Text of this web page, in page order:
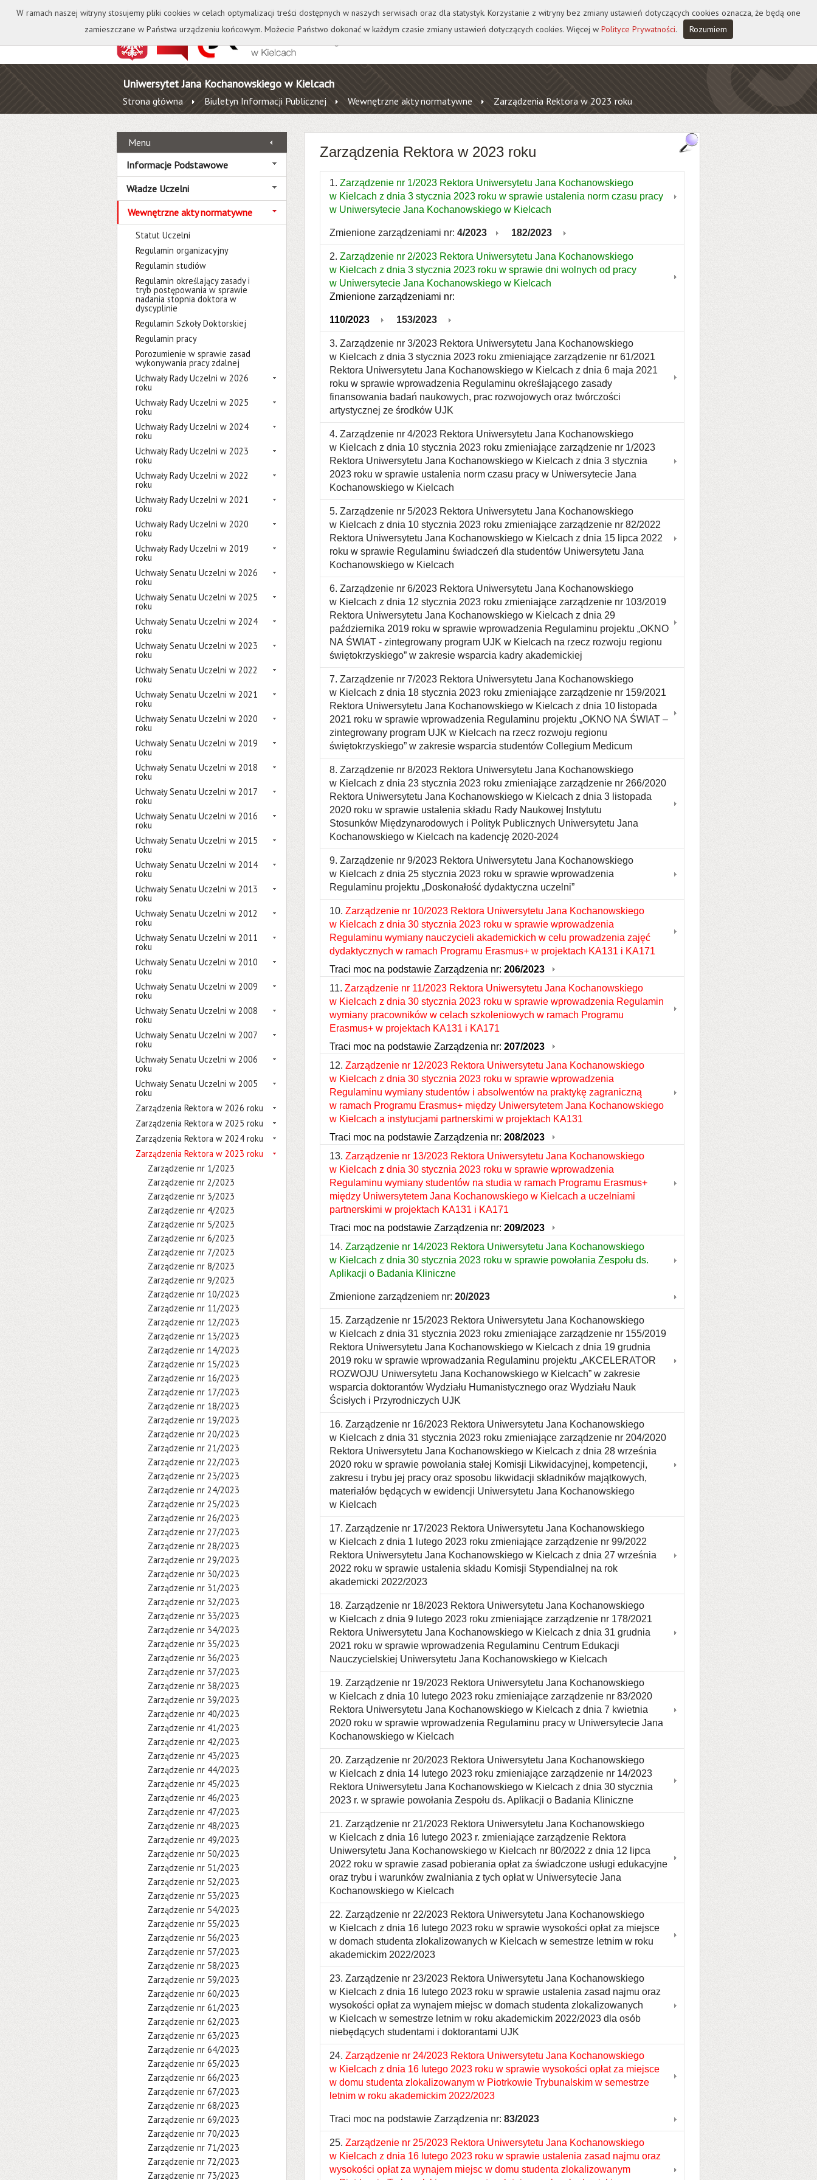
Kontakt Biblioteka Wydawnictwo Wirtualna Uczelnia A A A A
Uniwersytet Jana Kochanowskiego w Kielcach
Strona główna Biuletyn Informacji Publicznej Wewnętrzne akty normatywne Zarządzenia Rektora w 2023 roku
Menu
Informacje Podstawowe
Władze Uczelni
Wewnętrzne akty normatywne
Statut Uczelni
Regulamin organizacyjny
Regulamin studiów
Regulamin określający zasady i
tryb postępowania w sprawie
nadania stopnia doktora w
dyscyplinie
Regulamin Szkoły Doktorskiej
Regulamin pracy
Porozumienie w sprawie zasad
wykonywania pracy zdalnej
Uchwały Rady Uczelni w 2026
roku
Uchwały Rady Uczelni w 2025
roku
Uchwały Rady Uczelni w 2024
roku
Uchwały Rady Uczelni w 2023
roku
Uchwały Rady Uczelni w 2022
roku
Uchwały Rady Uczelni w 2021
roku
Uchwały Rady Uczelni w 2020
roku
Uchwały Rady Uczelni w 2019
roku
Uchwały Senatu Uczelni w 2026
roku
Uchwały Senatu Uczelni w 2025
roku
Uchwały Senatu Uczelni w 2024
roku
Uchwały Senatu Uczelni w 2023
roku
Uchwały Senatu Uczelni w 2022
roku
Uchwały Senatu Uczelni w 2021
roku
Uchwały Senatu Uczelni w 2020
roku
Uchwały Senatu Uczelni w 2019
roku
Uchwały Senatu Uczelni w 2018
roku
Uchwały Senatu Uczelni w 2017
roku
Uchwały Senatu Uczelni w 2016
roku
Uchwały Senatu Uczelni w 2015
roku
Uchwały Senatu Uczelni w 2014
roku
Uchwały Senatu Uczelni w 2013
roku
Uchwały Senatu Uczelni w 2012
roku
Uchwały Senatu Uczelni w 2011
roku
Uchwały Senatu Uczelni w 2010
roku
Uchwały Senatu Uczelni w 2009
roku
Uchwały Senatu Uczelni w 2008
roku
Uchwały Senatu Uczelni w 2007
roku
Uchwały Senatu Uczelni w 2006
roku
Uchwały Senatu Uczelni w 2005
roku
Zarządzenia Rektora w 2026 roku
Zarządzenia Rektora w 2025 roku
Zarządzenia Rektora w 2024 roku
Zarządzenia Rektora w 2023 roku
Zarządzenie nr 1/2023
Zarządzenie nr 2/2023
Zarządzenie nr 3/2023
Zarządzenie nr 4/2023
Zarządzenie nr 5/2023
Zarządzenie nr 6/2023
Zarządzenie nr 7/2023
Zarządzenie nr 8/2023
Zarządzenie nr 9/2023
Zarządzenie nr 10/2023
Zarządzenie nr 11/2023
Zarządzenie nr 12/2023
Zarządzenie nr 13/2023
Zarządzenie nr 14/2023
Zarządzenie nr 15/2023
Zarządzenie nr 16/2023
Zarządzenie nr 17/2023
Zarządzenie nr 18/2023
Zarządzenie nr 19/2023
Zarządzenie nr 20/2023
Zarządzenie nr 21/2023
Zarządzenie nr 22/2023
Zarządzenie nr 23/2023
Zarządzenie nr 24/2023
Zarządzenie nr 25/2023
Zarządzenie nr 26/2023
Zarządzenie nr 27/2023
Zarządzenie nr 28/2023
Zarządzenie nr 29/2023
Zarządzenie nr 30/2023
Zarządzenie nr 31/2023
Zarządzenie nr 32/2023
Zarządzenie nr 33/2023
Zarządzenie nr 34/2023
Zarządzenie nr 35/2023
Zarządzenie nr 36/2023
Zarządzenie nr 37/2023
Zarządzenie nr 38/2023
Zarządzenie nr 39/2023
Zarządzenie nr 40/2023
Zarządzenie nr 41/2023
Zarządzenie nr 42/2023
Zarządzenie nr 43/2023
Zarządzenie nr 44/2023
Zarządzenie nr 45/2023
Zarządzenie nr 46/2023
Zarządzenie nr 47/2023
Zarządzenie nr 48/2023
Zarządzenie nr 49/2023
Zarządzenie nr 50/2023
Zarządzenie nr 51/2023
Zarządzenie nr 52/2023
Zarządzenie nr 53/2023
Zarządzenie nr 54/2023
Zarządzenie nr 55/2023
Zarządzenie nr 56/2023
Zarządzenie nr 57/2023
Zarządzenie nr 58/2023
Zarządzenie nr 59/2023
Zarządzenie nr 60/2023
Zarządzenie nr 61/2023
Zarządzenie nr 62/2023
Zarządzenie nr 63/2023
Zarządzenie nr 64/2023
Zarządzenie nr 65/2023
Zarządzenie nr 66/2023
Zarządzenie nr 67/2023
Zarządzenie nr 68/2023
Zarządzenie nr 69/2023
Zarządzenie nr 70/2023
Zarządzenie nr 71/2023
Zarządzenie nr 72/2023
Zarządzenie nr 73/2023
Zarządzenia Rektora w 2023 roku
1. Zarządzenie nr 1/2023 Rektora Uniwersytetu Jana Kochanowskiego
w Kielcach z dnia 3 stycznia 2023 roku w sprawie ustalenia norm czasu pracy
w Uniwersytecie Jana Kochanowskiego w Kielcach
Zmienione zarządzeniami nr: 4/2023 182/2023
2. Zarządzenie nr 2/2023 Rektora Uniwersytetu Jana Kochanowskiego
w Kielcach z dnia 3 stycznia 2023 roku w sprawie dni wolnych od pracy
w Uniwersytecie Jana Kochanowskiego w Kielcach
Zmienione zarządzeniami nr:
110/2023 153/2023
3. Zarządzenie nr 3/2023 Rektora Uniwersytetu Jana Kochanowskiego
w Kielcach z dnia 3 stycznia 2023 roku zmieniające zarządzenie nr 61/2021
Rektora Uniwersytetu Jana Kochanowskiego w Kielcach z dnia 6 maja 2021
roku w sprawie wprowadzenia Regulaminu określającego zasady
finansowania badań naukowych, prac rozwojowych oraz twórczości
artystycznej ze środków UJK
4. Zarządzenie nr 4/2023 Rektora Uniwersytetu Jana Kochanowskiego
w Kielcach z dnia 10 stycznia 2023 roku zmieniające zarządzenie nr 1/2023
Rektora Uniwersytetu Jana Kochanowskiego w Kielcach z dnia 3 stycznia
2023 roku w sprawie ustalenia norm czasu pracy w Uniwersytecie Jana
Kochanowskiego w Kielcach
5. Zarządzenie nr 5/2023 Rektora Uniwersytetu Jana Kochanowskiego
w Kielcach z dnia 10 stycznia 2023 roku zmieniające zarządzenie nr 82/2022
Rektora Uniwersytetu Jana Kochanowskiego w Kielcach z dnia 15 lipca 2022
roku w sprawie Regulaminu świadczeń dla studentów Uniwersytetu Jana
Kochanowskiego w Kielcach
6. Zarządzenie nr 6/2023 Rektora Uniwersytetu Jana Kochanowskiego
w Kielcach z dnia 12 stycznia 2023 roku zmieniające zarządzenie nr 103/2019
Rektora Uniwersytetu Jana Kochanowskiego w Kielcach z dnia 29
października 2019 roku w sprawie wprowadzenia Regulaminu projektu „OKNO
NA ŚWIAT - zintegrowany program UJK w Kielcach na rzecz rozwoju regionu
świętokrzyskiego” w zakresie wsparcia kadry akademickiej
7. Zarządzenie nr 7/2023 Rektora Uniwersytetu Jana Kochanowskiego
w Kielcach z dnia 18 stycznia 2023 roku zmieniające zarządzenie nr 159/2021
Rektora Uniwersytetu Jana Kochanowskiego w Kielcach z dnia 10 listopada
2021 roku w sprawie wprowadzenia Regulaminu projektu „OKNO NA ŚWIAT –
zintegrowany program UJK w Kielcach na rzecz rozwoju regionu
świętokrzyskiego” w zakresie wsparcia studentów Collegium Medicum
8. Zarządzenie nr 8/2023 Rektora Uniwersytetu Jana Kochanowskiego
w Kielcach z dnia 23 stycznia 2023 roku zmieniające zarządzenie nr 266/2020
Rektora Uniwersytetu Jana Kochanowskiego w Kielcach z dnia 3 listopada
2020 roku w sprawie ustalenia składu Rady Naukowej Instytutu
Stosunków Międzynarodowych i Polityk Publicznych Uniwersytetu Jana
Kochanowskiego w Kielcach na kadencję 2020-2024
9. Zarządzenie nr 9/2023 Rektora Uniwersytetu Jana Kochanowskiego
w Kielcach z dnia 25 stycznia 2023 roku w sprawie wprowadzenia
Regulaminu projektu „Doskonałość dydaktyczna uczelni”
10. Zarządzenie nr 10/2023 Rektora Uniwersytetu Jana Kochanowskiego
w Kielcach z dnia 30 stycznia 2023 roku w sprawie wprowadzenia
Regulaminu wymiany nauczycieli akademickich w celu prowadzenia zajęć
dydaktycznych w ramach Programu Erasmus+ w projektach KA131 i KA171
Traci moc na podstawie Zarządzenia nr: 206/2023
11. Zarządzenie nr 11/2023 Rektora Uniwersytetu Jana Kochanowskiego
w Kielcach z dnia 30 stycznia 2023 roku w sprawie wprowadzenia Regulamin
wymiany pracowników w celach szkoleniowych w ramach Programu
Erasmus+ w projektach KA131 i KA171
Traci moc na podstawie Zarządzenia nr: 207/2023
12. Zarządzenie nr 12/2023 Rektora Uniwersytetu Jana Kochanowskiego
w Kielcach z dnia 30 stycznia 2023 roku w sprawie wprowadzenia
Regulaminu wymiany studentów i absolwentów na praktykę zagraniczną
w ramach Programu Erasmus+ między Uniwersytetem Jana Kochanowskiego
w Kielcach a instytucjami partnerskimi w projektach KA131
Traci moc na podstawie Zarządzenia nr: 208/2023
13. Zarządzenie nr 13/2023 Rektora Uniwersytetu Jana Kochanowskiego
w Kielcach z dnia 30 stycznia 2023 roku w sprawie wprowadzenia
Regulaminu wymiany studentów na studia w ramach Programu Erasmus+
między Uniwersytetem Jana Kochanowskiego w Kielcach a uczelniami
partnerskimi w projektach KA131 i KA171
Traci moc na podstawie Zarządzenia nr: 209/2023
14. Zarządzenie nr 14/2023 Rektora Uniwersytetu Jana Kochanowskiego
w Kielcach z dnia 30 stycznia 2023 roku w sprawie powołania Zespołu ds.
Aplikacji o Badania Kliniczne
Zmienione zarządzeniem nr: 20/2023
15. Zarządzenie nr 15/2023 Rektora Uniwersytetu Jana Kochanowskiego
w Kielcach z dnia 31 stycznia 2023 roku zmieniające zarządzenie nr 155/2019
Rektora Uniwersytetu Jana Kochanowskiego w Kielcach z dnia 19 grudnia
2019 roku w sprawie wprowadzania Regulaminu projektu „AKCELERATOR
ROZWOJU Uniwersytetu Jana Kochanowskiego w Kielcach” w zakresie
wsparcia doktorantów Wydziału Humanistycznego oraz Wydziału Nauk
Ścisłych i Przyrodniczych UJK
16. Zarządzenie nr 16/2023 Rektora Uniwersytetu Jana Kochanowskiego
w Kielcach z dnia 31 stycznia 2023 roku zmieniające zarządzenie nr 204/2020
Rektora Uniwersytetu Jana Kochanowskiego w Kielcach z dnia 28 września
2020 roku w sprawie powołania stałej Komisji Likwidacyjnej, kompetencji,
zakresu i trybu jej pracy oraz sposobu likwidacji składników majątkowych,
materiałów będących w ewidencji Uniwersytetu Jana Kochanowskiego
w Kielcach
17. Zarządzenie nr 17/2023 Rektora Uniwersytetu Jana Kochanowskiego
w Kielcach z dnia 1 lutego 2023 roku zmieniające zarządzenie nr 99/2022
Rektora Uniwersytetu Jana Kochanowskiego w Kielcach z dnia 27 września
2022 roku w sprawie ustalenia składu Komisji Stypendialnej na rok
akademicki 2022/2023
18. Zarządzenie nr 18/2023 Rektora Uniwersytetu Jana Kochanowskiego
w Kielcach z dnia 9 lutego 2023 roku zmieniające zarządzenie nr 178/2021
Rektora Uniwersytetu Jana Kochanowskiego w Kielcach z dnia 31 grudnia
2021 roku w sprawie wprowadzenia Regulaminu Centrum Edukacji
Nauczycielskiej Uniwersytetu Jana Kochanowskiego w Kielcach
19. Zarządzenie nr 19/2023 Rektora Uniwersytetu Jana Kochanowskiego
w Kielcach z dnia 10 lutego 2023 roku zmieniające zarządzenie nr 83/2020
Rektora Uniwersytetu Jana Kochanowskiego w Kielcach z dnia 7 kwietnia
2020 roku w sprawie wprowadzenia Regulaminu pracy w Uniwersytecie Jana
Kochanowskiego w Kielcach
20. Zarządzenie nr 20/2023 Rektora Uniwersytetu Jana Kochanowskiego
w Kielcach z dnia 14 lutego 2023 roku zmieniające zarządzenie nr 14/2023
Rektora Uniwersytetu Jana Kochanowskiego w Kielcach z dnia 30 stycznia
2023 r. w sprawie powołania Zespołu ds. Aplikacji o Badania Kliniczne
21. Zarządzenie nr 21/2023 Rektora Uniwersytetu Jana Kochanowskiego
w Kielcach z dnia 16 lutego 2023 r. zmieniające zarządzenie Rektora
Uniwersytetu Jana Kochanowskiego w Kielcach nr 80/2022 z dnia 12 lipca
2022 roku w sprawie zasad pobierania opłat za świadczone usługi edukacyjne
oraz trybu i warunków zwalniania z tych opłat w Uniwersytecie Jana
Kochanowskiego w Kielcach
22. Zarządzenie nr 22/2023 Rektora Uniwersytetu Jana Kochanowskiego
w Kielcach z dnia 16 lutego 2023 roku w sprawie wysokości opłat za miejsce
w domach studenta zlokalizowanych w Kielcach w semestrze letnim w roku
akademickim 2022/2023
23. Zarządzenie nr 23/2023 Rektora Uniwersytetu Jana Kochanowskiego
w Kielcach z dnia 16 lutego 2023 roku w sprawie ustalenia zasad najmu oraz
wysokości opłat za wynajem miejsc w domach studenta zlokalizowanych
w Kielcach w semestrze letnim w roku akademickim 2022/2023 dla osób
niebędących studentami i doktorantami UJK
24. Zarządzenie nr 24/2023 Rektora Uniwersytetu Jana Kochanowskiego
w Kielcach z dnia 16 lutego 2023 roku w sprawie wysokości opłat za miejsce
w domu studenta zlokalizowanym w Piotrkowie Trybunalskim w semestrze
letnim w roku akademickim 2022/2023
Traci moc na podstawie Zarządzenia nr: 83/2023
25. Zarządzenie nr 25/2023 Rektora Uniwersytetu Jana Kochanowskiego
w Kielcach z dnia 16 lutego 2023 roku w sprawie ustalenia zasad najmu oraz
wysokości opłat za wynajem miejsc w domu studenta zlokalizowanym
W ramach naszej witryny stosujemy pliki cookies w celach optymalizacji treści dostępnych w naszych serwisach oraz dla statystyk. Korzystanie z witryny bez zmiany ustawień dotyczących cookies oznacza, że będą one
zamieszczane w Państwa urządzeniu końcowym. Możecie Państwo dokonać w każdym czasie zmiany ustawień dotyczących cookies. Więcej w Polityce Prywatności. Rozumiem